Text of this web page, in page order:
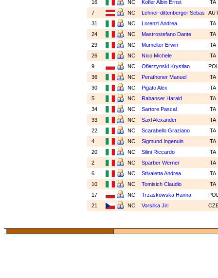
16
NC Kofler Albin Ernst
ITA
7
NC Lehner-dittenberger Sebas
31
NC Lorenzi Andrea
ITA
24
NC Mastrostefano Dante
ITA
29
NC Mumelter Erwin
ITA
26
NC Nico Michele
ITA
9
NC Ofierzynski Krystian
36
NC Perathoner Manuel
ITA
30
NC Pigato Alex
ITA
5
NC Rabanser Harald
ITA
34
NC Sartore Pascal
ITA
33
NC Saxl Alexander
ITA
22
NC Scarabello Graziano
ITA
4
NC Sigmund Ingenuin
ITA
20
NC Silini Riccardo
ITA
2
NC Sparber Werner
ITA
6
NC Stivaletta Andrea
ITA
10
NC Tomisich Claudio
ITA
17
NC Trzaskowska Hanna
21
NC Vorsilka Jiri